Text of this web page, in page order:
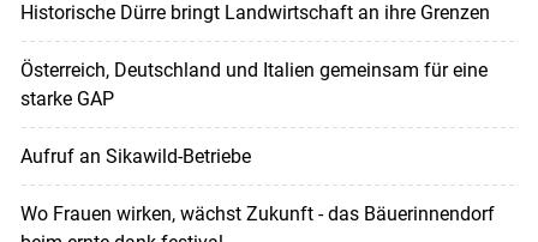
Historische Dürre bringt Landwirtschaft an ihre Grenzen
Österreich, Deutschland und Italien gemeinsam für eine
starke GAP
Aufruf an Sikawild-Betriebe
Wo Frauen wirken, wächst Zukunft - das Bäuerinnendorf